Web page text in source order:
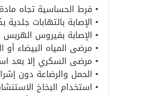
• فرط الحساسية تجاه
• الإصابة بالتهابات
• الإصابة بفيروس
• مرضى المياه البيضاء أو
• مرضى السكري إلا بعد
• الحمل والرضاعة دون
• استخدام البخاخ